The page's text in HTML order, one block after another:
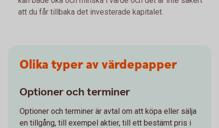
att du får tillbaka det investerade kapitalet.
Olika typer av värdepapper
Optioner och terminer
Optioner och terminer är avtal om att köpa eller sälja
en tillgång, till exempel aktier, till ett bestämt pris i